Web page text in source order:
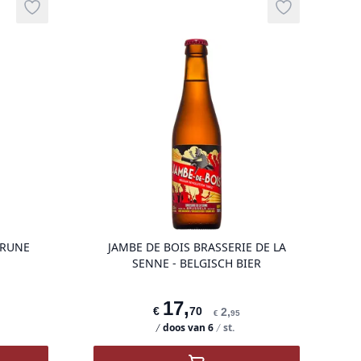
Add to wishlist
product variant items in cart, view bag
JAMBE DE BOIS BRASSERIE DE LA
SENNE - BELGISCH BIER
€ 17,70
doos van 6
€ 2,95
st.
Add to